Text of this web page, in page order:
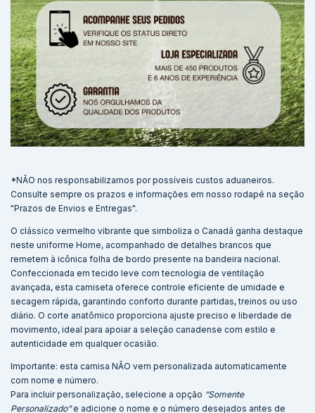
*NÃO nos responsabilizamos por possíveis custos aduaneiros.
Consulte sempre os prazos e informações em nosso rodapé na seção
"Prazos de Envios e Entregas".
O clássico vermelho vibrante que simboliza o Canadá ganha destaque
neste uniforme Home, acompanhado de detalhes brancos que
remetem à icônica folha de bordo presente na bandeira nacional.
Confeccionada em tecido leve com tecnologia de ventilação
avançada, esta camiseta oferece controle eficiente de umidade e
secagem rápida, garantindo conforto durante partidas, treinos ou uso
diário. O corte anatômico proporciona ajuste preciso e liberdade de
movimento, ideal para apoiar a seleção canadense com estilo e
autenticidade em qualquer ocasião.
Importante: esta camisa NÃO vem personalizada automaticamente
com nome e número.
Para incluir personalização, selecione a opção “Somente
Personalizado”e adicione o nome e o número desejados antes de